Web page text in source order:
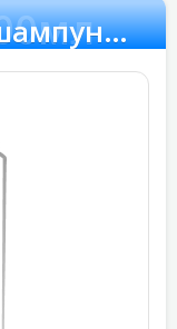
Біодерма АВСDerm шампунь 200мл